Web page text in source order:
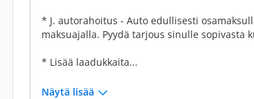
* J. autorahoitus - Auto edullisesti
maksuajalla. Pyydä tarjous sinulle sopivasta
* Lisää laadukkaita...
Näytä lisää